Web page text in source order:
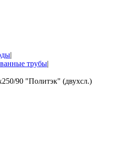
|
трубы|
90 "Политэк" (двухсл.)